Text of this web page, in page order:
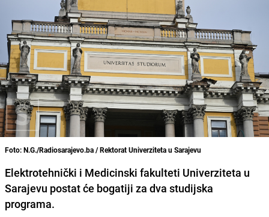
Foto: N.G./Radiosarajevo.ba / Rektorat Univerziteta u Sarajevu
Elektrotehnički i Medicinski fakulteti Univerziteta u
Sarajevu postat će bogatiji za dva studijska
programa.